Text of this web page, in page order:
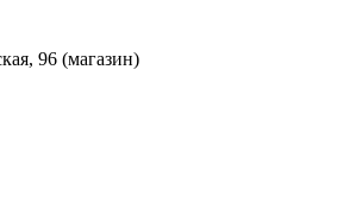
96 (магазин)